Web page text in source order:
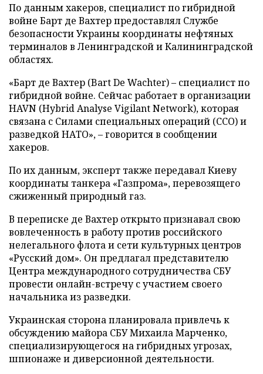
По данным хакеров, специалист по гибридной
войне Барт де Вахтер предоставлял Службе
безопасности Украины координаты нефтяных
терминалов в Ленинградской и Калининградской
областях.
«Барт де Вахтер (Bart De Wachter) – специалист по
гибридной войне. Сейчас работает в организации
HAVN (Hybrid Analyse Vigilant Network), которая
связана с Силами специальных операций (ССО) и
разведкой НАТО», – говорится в сообщении
хакеров.
По их данным, эксперт также передавал Киеву
координаты танкера «Газпрома», перевозящего
сжиженный природный газ.
В переписке де Вахтер открыто признавал свою
вовлеченность в работу против российского
нелегального флота и сети культурных центров
«Русский дом». Он предлагал представителю
Центра международного сотрудничества СБУ
провести онлайн-встречу с участием своего
начальника из разведки.
Украинская сторона планировала привлечь к
обсуждению майора СБУ Михаила Марченко,
специализирующегося на гибридных угрозах,
шпионаже и диверсионной деятельности.